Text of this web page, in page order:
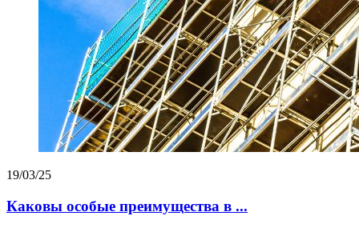
19/03/25
Каковы особые преимущества в ...